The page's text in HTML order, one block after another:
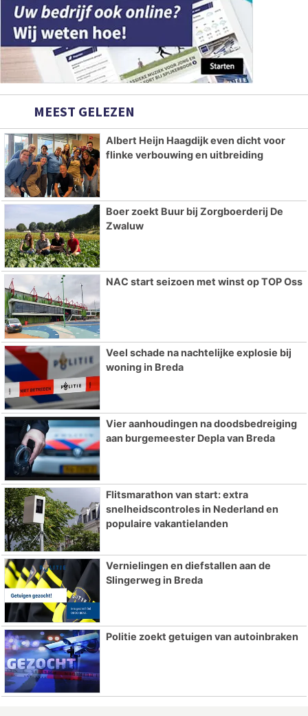
MEEST GELEZEN
Albert Heijn Haagdijk even dicht voor
flinke verbouwing en uitbreiding
Boer zoekt Buur bij Zorgboerderij De
Zwaluw
NAC start seizoen met winst op TOP Oss
Veel schade na nachtelijke explosie bij
woning in Breda
Vier aanhoudingen na doodsbedreiging
aan burgemeester Depla van Breda
Flitsmarathon van start: extra
snelheidscontroles in Nederland en
populaire vakantielanden
Vernielingen en diefstallen aan de
Slingerweg in Breda
Politie zoekt getuigen van autoinbraken